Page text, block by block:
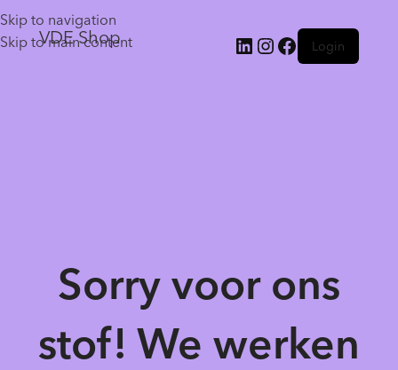
Skip to navigation
Skip to main content
VDE Shop Login
Sorry voor ons
stof! We werken